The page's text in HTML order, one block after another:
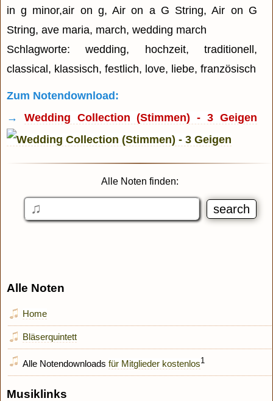
in g minor,air on g, Air on a G String, Air on G
String, ave maria, march, wedding march
Schlagworte: wedding, hochzeit, traditionell,
classical, klassisch, festlich, love, liebe, französisch
Zum Notendownload:
→ Wedding Collection (Stimmen) - 3 Geigen
Alle Noten finden:
Alle Noten
Home
Bläserquintett
Alle Notendownloads für Mitglieder kostenlos1
Musiklinks